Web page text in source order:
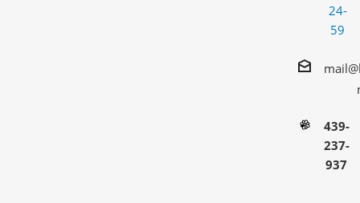
24-
59
439-
237-
937